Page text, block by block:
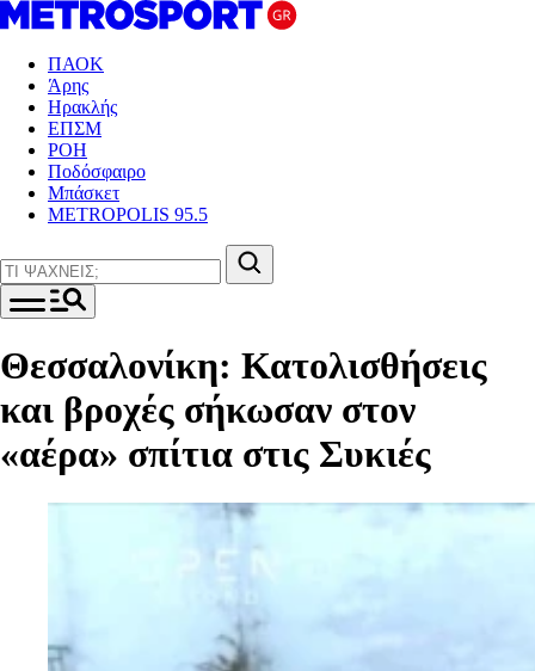
ΠΑΟΚ
Άρης
Ηρακλής
ΕΠΣΜ
ΡΟΗ
Ποδόσφαιρο
Μπάσκετ
METROPOLIS 95.5
Θεσσαλονίκη: Κατολισθήσεις
και βροχές σήκωσαν στον
«αέρα» σπίτια στις Συκιές